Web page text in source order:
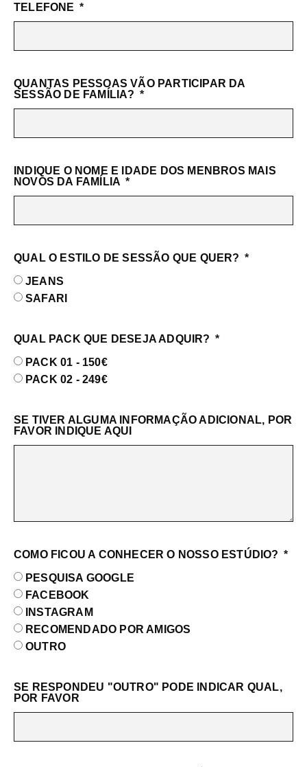
TELEFONE
QUANTAS PESSOAS VÃO PARTICIPAR DA
SESSÃO DE FAMÍLIA?
INDIQUE O NOME E IDADE DOS MENBROS MAIS
NOVOS DA FAMÍLIA
QUAL O ESTILO DE SESSÃO QUE QUER?
JEANS
SAFARI
QUAL PACK QUE DESEJA ADQUIR?
PACK 01 - 150€
PACK 02 - 249€
SE TIVER ALGUMA INFORMAÇÃO ADICIONAL, POR
FAVOR INDIQUE AQUI
COMO FICOU A CONHECER O NOSSO ESTÚDIO?
PESQUISA GOOGLE
FACEBOOK
INSTAGRAM
RECOMENDADO POR AMIGOS
OUTRO
SE RESPONDEU "OUTRO" PODE INDICAR QUAL,
POR FAVOR